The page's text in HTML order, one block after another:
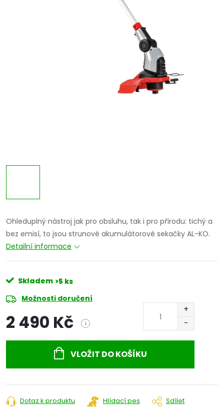
Ohleduplný nástroj jak pro obsluhu, tak i pro přírodu: tichý a
bez emisí, to jsou strunové akumulátorové sekačky AL-KO.
Detailní informace
Skladem >5 ks
Možnosti doručení
2 490 Kč i
VLOŽIT DO KOŠÍKU
Dotaz k produktu Hlídací pes Sdílet